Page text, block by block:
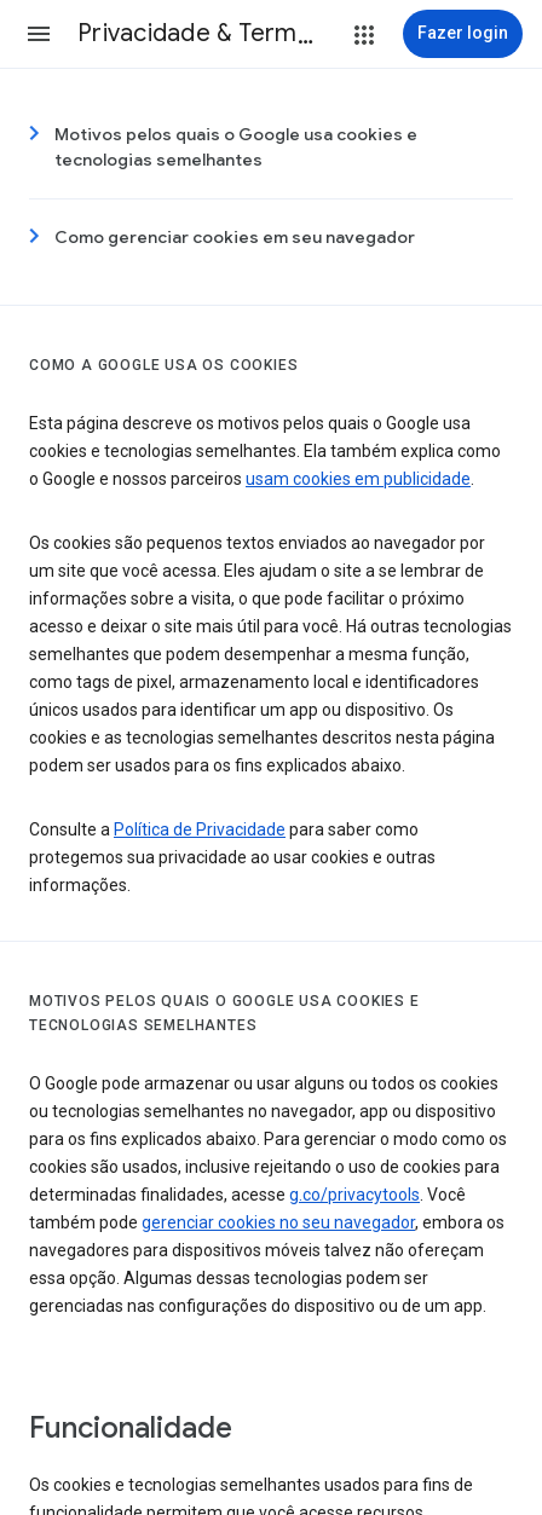
Privacidade & Termos Fazer login
Motivos pelos quais o Google usa cookies e
tecnologias semelhantes
Como gerenciar cookies em seu navegador
COMO A GOOGLE USA OS COOKIES
Esta página descreve os motivos pelos quais o Google usa
cookies e tecnologias semelhantes. Ela também explica como
o Google e nossos parceiros usam cookies em publicidade.
Os cookies são pequenos textos enviados ao navegador por
um site que você acessa. Eles ajudam o site a se lembrar de
informações sobre a visita, o que pode facilitar o próximo
acesso e deixar o site mais útil para você. Há outras tecnologias
semelhantes que podem desempenhar a mesma função,
como tags de pixel, armazenamento local e identificadores
únicos usados para identificar um app ou dispositivo. Os
cookies e as tecnologias semelhantes descritos nesta página
podem ser usados para os fins explicados abaixo.
Consulte a Política de Privacidade para saber como
protegemos sua privacidade ao usar cookies e outras
informações.
MOTIVOS PELOS QUAIS O GOOGLE USA COOKIES E
TECNOLOGIAS SEMELHANTES
O Google pode armazenar ou usar alguns ou todos os cookies
ou tecnologias semelhantes no navegador, app ou dispositivo
para os fins explicados abaixo. Para gerenciar o modo como os
cookies são usados, inclusive rejeitando o uso de cookies para
determinadas finalidades, acesse g.co/privacytools. Você
também pode gerenciar cookies no seu navegador, embora os
navegadores para dispositivos móveis talvez não ofereçam
essa opção. Algumas dessas tecnologias podem ser
gerenciadas nas configurações do dispositivo ou de um app.
Funcionalidade
Os cookies e tecnologias semelhantes usados para fins de